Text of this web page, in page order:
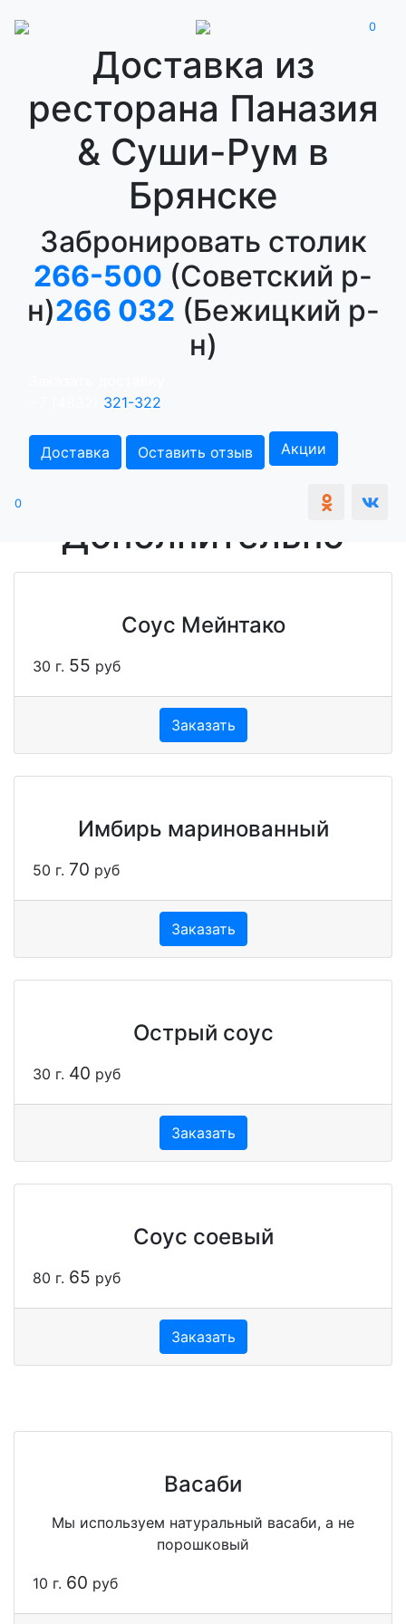
Доставка из
ресторана Паназия
& Суши-Рум в
Брянске
Забронировать столик
266-500 (Советский р-
н)266 032 (Бежицкий р-
н)
321-322
Доставка Оставить отзыв Акции
0
Все права защищены © Паназия &
СушиРум - кафе паназиатской кухни в
Брянске! 2026
Оставить отзыв
0
Дополнительно
Соус Мейнтако
30 г. 55 руб
Заказать
Имбирь маринованный
50 г. 70 руб
Заказать
Острый соус
30 г. 40 руб
Заказать
Соус соевый
80 г. 65 руб
Заказать
Васаби
Мы используем натуральный васаби, а не
порошковый
10 г. 60 руб